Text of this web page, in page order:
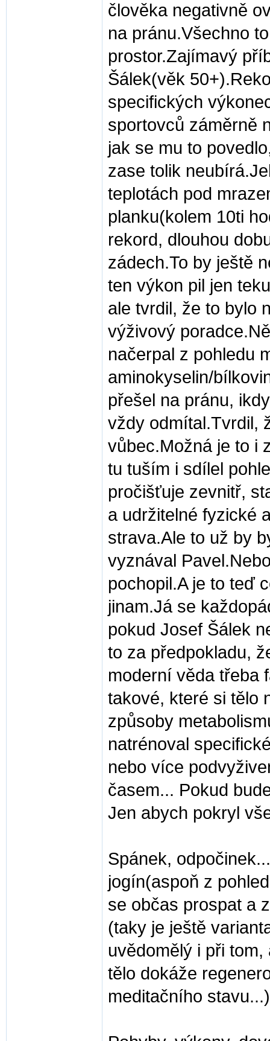
člověka negativně
na pránu.Všechno
prostor.Zajímavý
Šálek(věk
specifických
sportovců záměrně
jak se mu to
zase tolik
teplotách pod
planku(kolem 10ti
rekord, dlouhou
zádech.To by ještě
ten výkon pil jen
ale tvrdil, že to bylo
výživový
načerpal z pohledu
aminokyselin/
přešel na pránu,
vždy odmítal.Tvrdil,
vůbec.Možná je to i
tu tuším i sdílel
pročišťuje zevnitř,
a udržitelné fyzické
strava.Ale to už by
vyznával
pochopil.A je to teď
jinam.Já se
pokud Josef Šálek
to za předpokladu,
moderní věda třeba
takové, které si tělo
způsoby
natrénoval
nebo více
časem... Pokud
Jen abych pokryl
Spánek,
jogín(aspoň z
se občas prospat a
(taky je ještě
uvědomělý i při
tělo dokáže
meditačního stavu...)